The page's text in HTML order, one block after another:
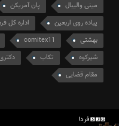
مینی والیبال
پان آمریکن
پیاده روی اربعین
اداره کل
بهشتی
comitex11
شیرکوه
تکاب
مقام قضایی